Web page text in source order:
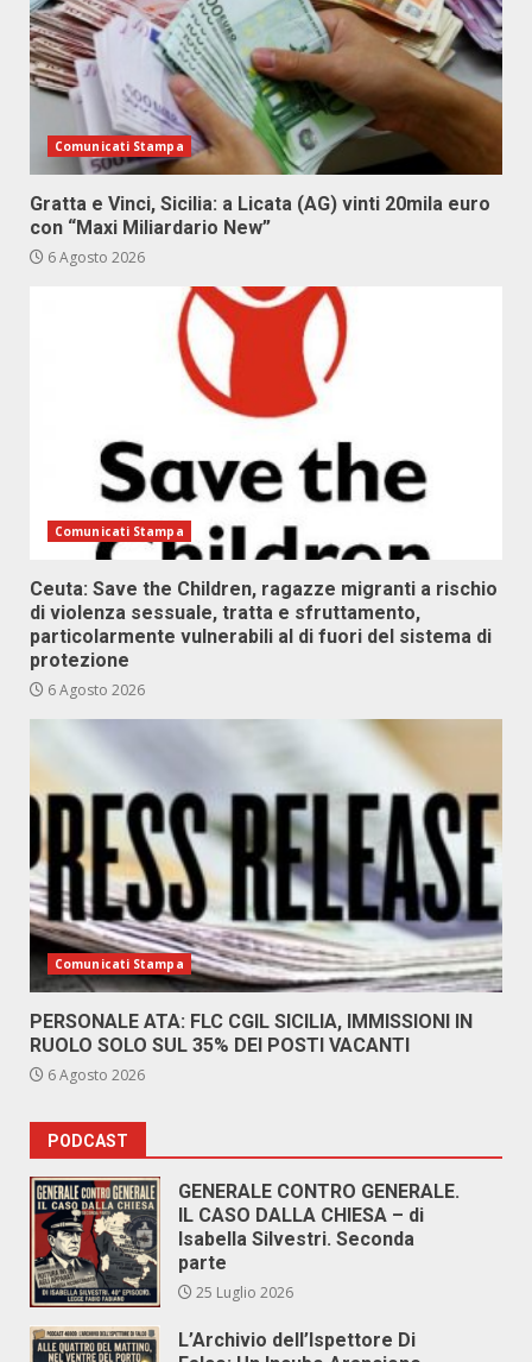
Comunicati Stampa
Gratta e Vinci, Sicilia: a Licata (AG) vinti 20mila euro
con “Maxi Miliardario New”
6 Agosto 2026
Comunicati Stampa
Ceuta: Save the Children, ragazze migranti a rischio
di violenza sessuale, tratta e sfruttamento,
particolarmente vulnerabili al di fuori del sistema di
protezione
6 Agosto 2026
Comunicati Stampa
PERSONALE ATA: FLC CGIL SICILIA, IMMISSIONI IN
RUOLO SOLO SUL 35% DEI POSTI VACANTI
6 Agosto 2026
PODCAST
GENERALE CONTRO GENERALE.
IL CASO DALLA CHIESA – di
Isabella Silvestri. Seconda
parte
25 Luglio 2026
L’Archivio dell’Ispettore Di